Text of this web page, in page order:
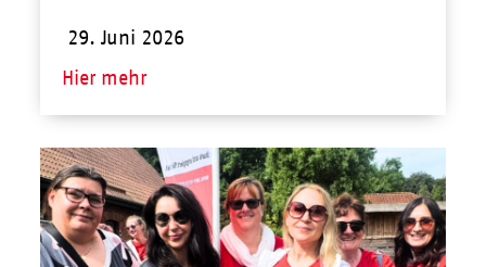
29. Juni 2026
Hier mehr